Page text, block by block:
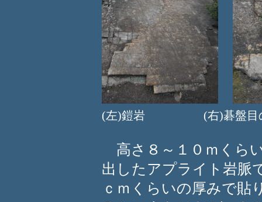
(左)鎧岩 (右)碁盤目のよ
高さ８～１０ｍくら
出したアプライト岩脈
ｃｍくらいの厚みで貼